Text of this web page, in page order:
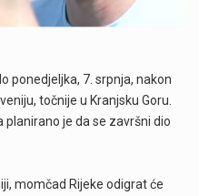
ponedjeljka, 7. srpnja, nakon
točnije u Kranjsku Goru.
je da se završni dio
momčad Rijeke odigrat će